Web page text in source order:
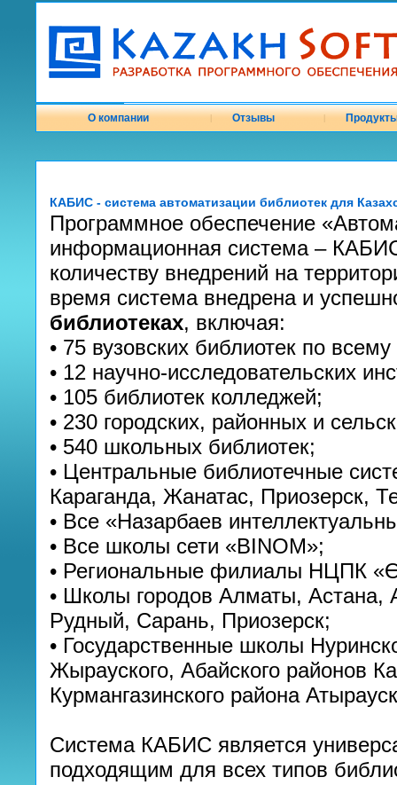
О компании Отзывы
КАБИС - система автоматизации библиотек для
Программное обеспечение
информационная система –
количеству внедрений на
время система внедрена и
библиотеках, включая:
• 75 вузовских библиотек по
• 12 научно-исследовательских
• 105 библиотек колледжей;
• 230 городских, районных и
• 540 школьных библиотек;
• Центральные библиотечные
Караганда, Жанатас, Приозерск,
• Все «Назарбаев
• Все школы сети «BINOM»;
• Региональные филиалы НЦПК
• Школы городов Алматы, Астана,
Рудный, Сарань, Приозерск;
• Государственные школы
Жырауского, Абайского районов
Курмангазинского района
Система КАБИС является
подходящим для всех типов